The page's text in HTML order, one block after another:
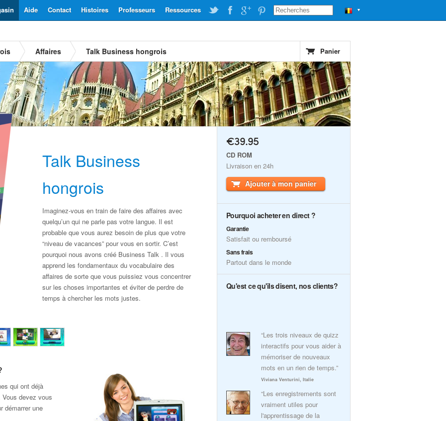
▼
Ressources
Professeurs
Histoires
Contact
Aide
Affaires Talk Business hongrois Panier
Talk Business
hongrois
Imaginez-vous en train de faire des affaires avec
quelqu’un qui ne parle pas votre langue. Il est
probable que vous aurez besoin de plus que votre
“niveau de vacances” pour vous en sortir. C’est
pourquoi nous avons créé Business Talk . Il vous
apprend les fondamentaux du vocabulaire des
affaires de sorte que vous puissiez vous concentrer
sur les choses importantes et éviter de perdre de
temps à chercher les mots justes.
qui ont déjà
devez vous
démarrer une
€39.95
CD ROM
Livraison en 24h
Ajouter à mon panier
Pourquoi acheter en direct ?
Garantie
Satisfait ou remboursé
Sans frais
Partout dans le monde
Qu'est ce qu'ils disent, nos clients?
“Les trois niveaux de quizz
interactifs pour vous aider à
mémoriser de nouveaux
mots en un rien de temps.”
Viviana Venturini, Italie
“Les enregistrements sont
vraiment utiles pour
l'apprentissage de la